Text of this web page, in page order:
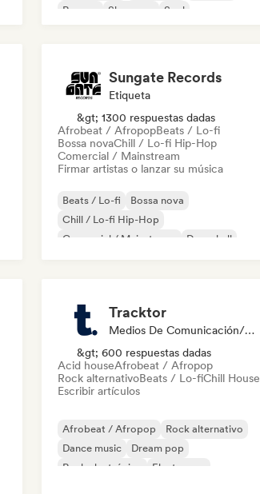
Reggae
Shoegaze Soul
Sungate Records
Etiqueta
&gt; 1300 respuestas dadas
Afrobeat / AfropopBeats / Lo-fi
Bossa novaChill / Lo-fi Hip-Hop
Comercial / Mainstream
Firmar artistas o lanzar su música
Beats / Lo-fi
Bossa nova
Chill / Lo-fi Hip-Hop
Comercial / Mainstream
Dancehall
Tracktor
Medios De Comunicación/Periodista
&gt; 600 respuestas dadas
Acid houseAfrobeat / Afropop
Rock alternativoBeats / Lo-fiChill House
Escribir artículos
Afrobeat / Afropop
Rock alternativo
Dance music
Dream pop
Rock electrónico
Electropop